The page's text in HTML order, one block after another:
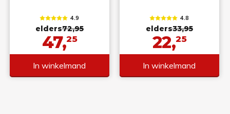
4.9
elders72,95
47,25
In winkelmand
4.8
elders33,95
22,25
In winkelmand